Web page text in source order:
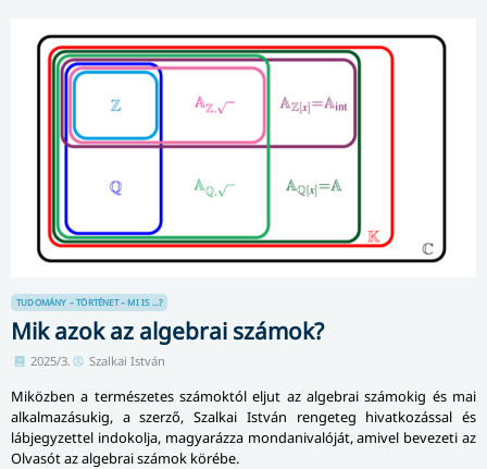
TUDOMÁNY – TÖRTÉNET – MI IS ...?
Mik azok az algebrai számok?
2025/3. Szalkai István
Miközben a természetes számoktól eljut az algebrai számokig és mai
alkalmazásukig, a szerző, Szalkai István rengeteg hivat­ko­zás­sal és
lábjegyzettel indokolja, magyarázza mondanivalóját, amivel bevezeti az
Olvasót az algebrai számok körébe.